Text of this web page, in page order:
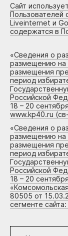
Сайт
Пользователей
Liveinternet и
содержатся в
«Сведения о
размещению на
размещения
период
Российской
18 – 20
www.kp40.ru
«Сведения о
размещению на
размещения
период
Российской
18 – 20
80505 от
сегменте